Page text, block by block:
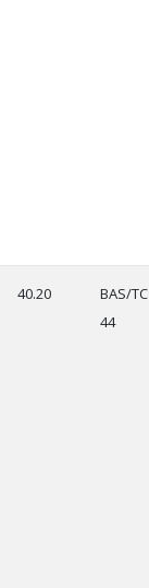
40.20
BAS/TC
44